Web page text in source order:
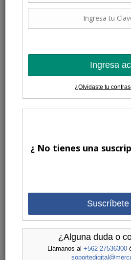
Ingresa
¿Olvidaste tu
¿ No tienes una
Suscríbete
¿Alguna duda o
Llámanos al +562 27536300